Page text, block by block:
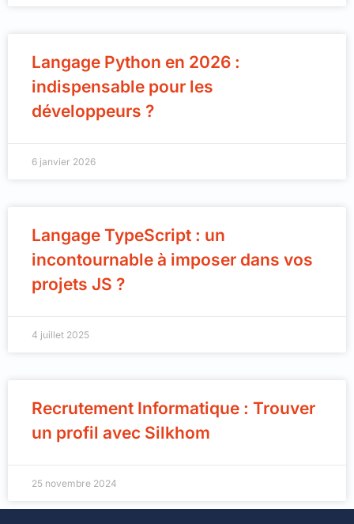
Langage Python en 2026 :
indispensable pour les
développeurs ?
6 janvier 2026
Langage TypeScript : un
incontournable à imposer dans vos
projets JS ?
4 juillet 2025
Recrutement Informatique : Trouver
un profil avec Silkhom
25 novembre 2024